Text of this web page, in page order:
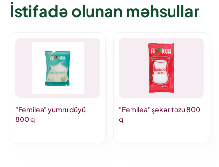
İstifadə olunan məhsullar
"Femilea" yumru düyü
800 q
"Femilea" şəkər tozu 800
q